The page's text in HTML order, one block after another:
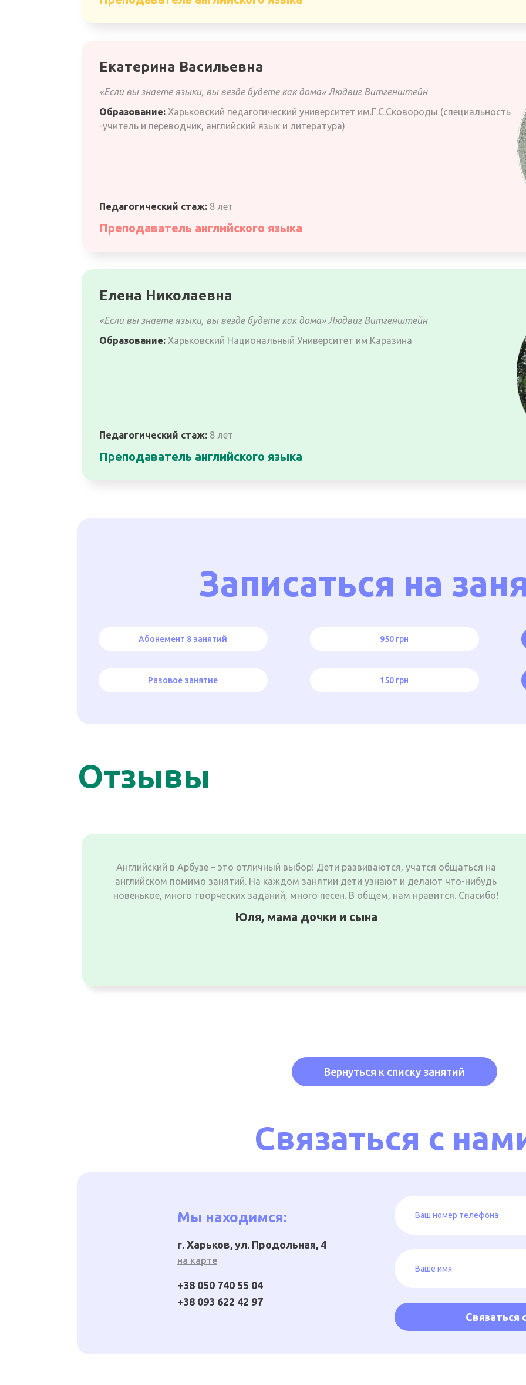
Екатерина Васильевна
«Если вы знаете языки, вы везде будете как дома» Людвиг Витгенштейн
Образование: Харьковский педагогический университет им.Г.С.Сковороды (специальность
-учитель и переводчик, английский язык и литература)
Педагогический стаж: 8 лет
Преподаватель английского языка
Елена Николаевна
«Если вы знаете языки, вы везде будете как дома» Людвиг Витгенштейн
Образование: Харьковский Национальный Университет им.Каразина
Педагогический стаж: 8 лет
Преподаватель английского языка
Записаться на
Абонемент 8 занятий 950 грн
Разовое занятие 150 грн
Отзывы
Английский в Арбузе – это отличный выбор! Дети развиваются, учатся общаться на
английском помимо занятий. На каждом занятии дети узнают и делают что-нибудь
новенькое, много творческих заданий, много песен. В общем, нам нравится. Спасибо!
Юля, мама дочки и сына
Вернуться к списку занятий
Связаться с
Мы находимся:
г. Харьков, ул. Продольная, 4
на карте
+38 050 740 55 04
+38 093 622 42 97
Связаться